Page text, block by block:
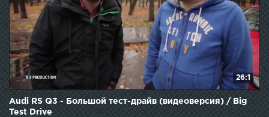
26:1
Audi RS Q3 - Большой тест-драйв (видеоверсия) / Big
Test Drive